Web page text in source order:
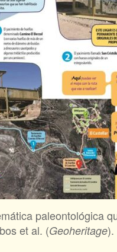
paleontológica
et al. (Geoheritage).